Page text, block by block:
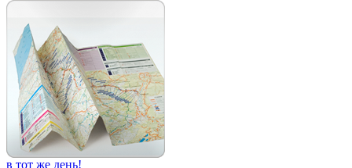
в тот же день!